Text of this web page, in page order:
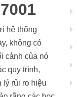
hệ thống
không có
cảnh của nó
quy trình,
lý rủi ro hiệu